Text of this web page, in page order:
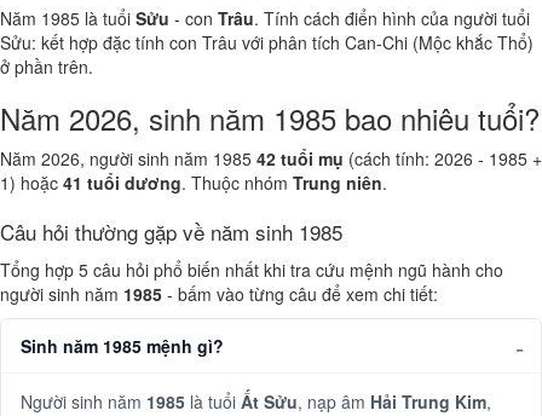
Năm 1985 là tuổi Sửu - con Trâu. Tính cách điển hình của người tuổi
Sửu: kết hợp đặc tính con Trâu với phân tích Can-Chi (Mộc khắc Thổ)
ở phần trên.
Năm 2026, sinh năm 1985 bao nhiêu tuổi?
Năm 2026, người sinh năm 1985 42 tuổi mụ (cách tính: 2026 - 1985 +
1) hoặc 41 tuổi dương. Thuộc nhóm Trung niên.
Câu hỏi thường gặp về năm sinh 1985
Tổng hợp 5 câu hỏi phổ biến nhất khi tra cứu mệnh ngũ hành cho
người sinh năm 1985 - bấm vào từng câu để xem chi tiết:
Sinh năm 1985 mệnh gì?
Người sinh năm 1985 là tuổi Ất Sửu, nạp âm Hải Trung Kim,